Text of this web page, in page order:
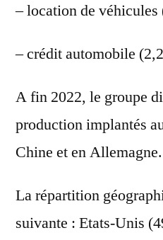
– location de véhicules
– crédit automobile
A fin 2022, le groupe
production implantés
Chine et en Allemagne.
La répartition
suivante : Etats-Unis